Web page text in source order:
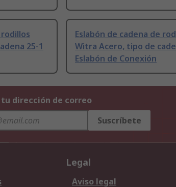
25-1
Eslabón de cadena de
Witra Acero, tipo de
Eslabón de Conexión
dirección de correo
Suscríbete
Legal
Aviso legal